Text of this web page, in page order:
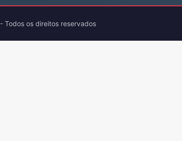
- Todos os direitos reservados